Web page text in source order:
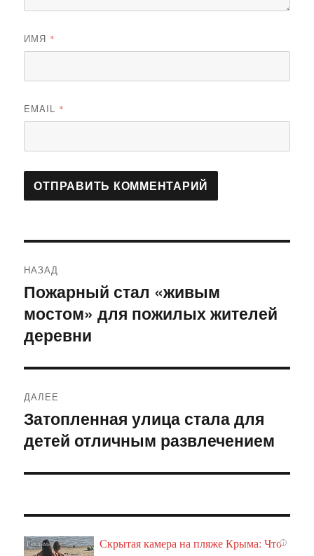
ИМЯ *
EMAIL *
по
записям
НАЗАД
Предыдущая
запись:
Пожарный стал «живым
мостом» для пожилых жителей
деревни
ДАЛЕЕ
Следующая
запись:
Затопленная улица стала для
детей отличным развлечением
i
Скрытая камера на пляже Крыма: Что